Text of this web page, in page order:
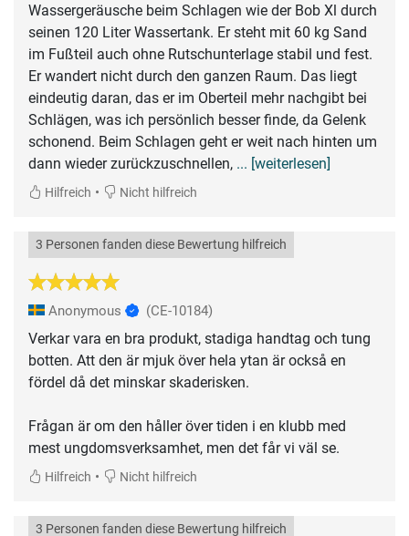
Wassergeräusche beim Schlagen wie der Bob Xl durch
seinen 120 Liter Wassertank. Er steht mit 60 kg Sand
im Fußteil auch ohne Rutschunterlage stabil und fest.
Er wandert nicht durch den ganzen Raum. Das liegt
eindeutig daran, das er im Oberteil mehr nachgibt bei
Schlägen, was ich persönlich besser finde, da Gelenk
schonend. Beim Schlagen geht er weit nach hinten um
dann wieder zurückzuschnellen, ... [weiterlesen]
Hilfreich • Nicht hilfreich
3 Personen fanden diese Bewertung hilfreich
Anonymous (CE-10184)
Verkar vara en bra produkt, stadiga handtag och tung
botten. Att den är mjuk över hela ytan är också en
fördel då det minskar skaderisken.
Frågan är om den håller över tiden i en klubb med
mest ungdomsverksamhet, men det får vi väl se.
Hilfreich • Nicht hilfreich
3 Personen fanden diese Bewertung hilfreich